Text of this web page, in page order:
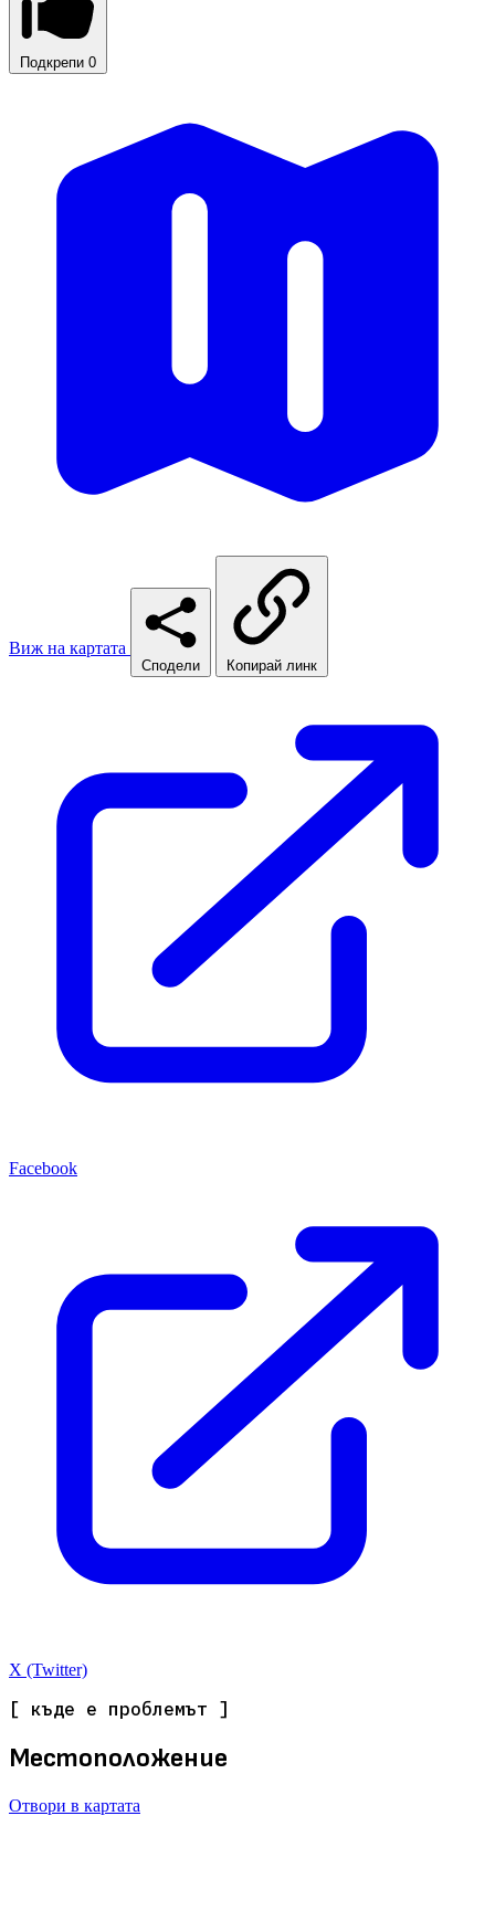
Подкрепи 0
Виж на картата
Сподели Копирай линк
Facebook
X (Twitter)
[ къде е проблемът ]
Местоположение
Отвори в картата